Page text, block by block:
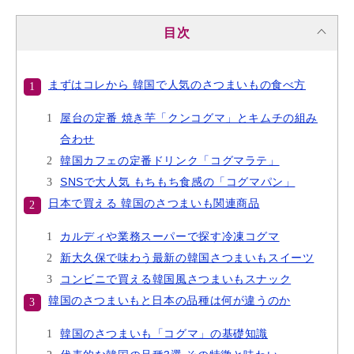
目次
まずはコレから 韓国で人気のさつまいもの食べ方
屋台の定番 焼き芋「クンコグマ」とキムチの組み
合わせ
韓国カフェの定番ドリンク「コグマラテ」
SNSで大人気 もちもち食感の「コグマパン」
日本で買える 韓国のさつまいも関連商品
カルディや業務スーパーで探す冷凍コグマ
新大久保で味わう最新の韓国さつまいもスイーツ
コンビニで買える韓国風さつまいもスナック
韓国のさつまいもと日本の品種は何が違うのか
韓国のさつまいも「コグマ」の基礎知識